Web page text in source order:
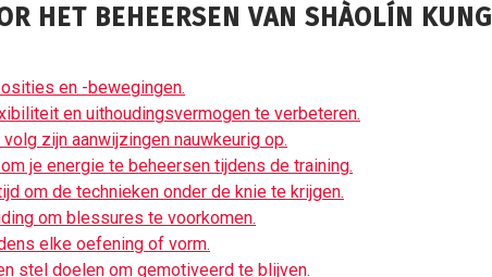
HET BEHEERSEN VAN SHÀOLÍN KUNG
en -bewegingen.
en uithoudingsvermogen te verbeteren.
zijn aanwijzingen nauwkeurig op.
je energie te beheersen tijdens de training.
om de technieken onder de knie te krijgen.
om blessures te voorkomen.
elke oefening of vorm.
stel doelen om gemotiveerd te blijven.